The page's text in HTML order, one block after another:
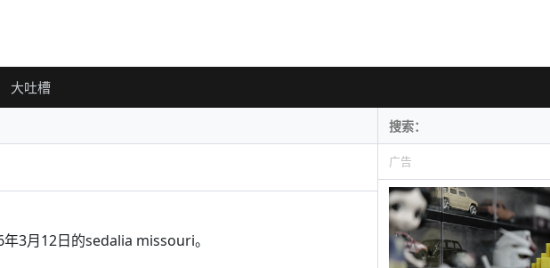
大吐槽
年3月12日的sedalia missouri。
广告